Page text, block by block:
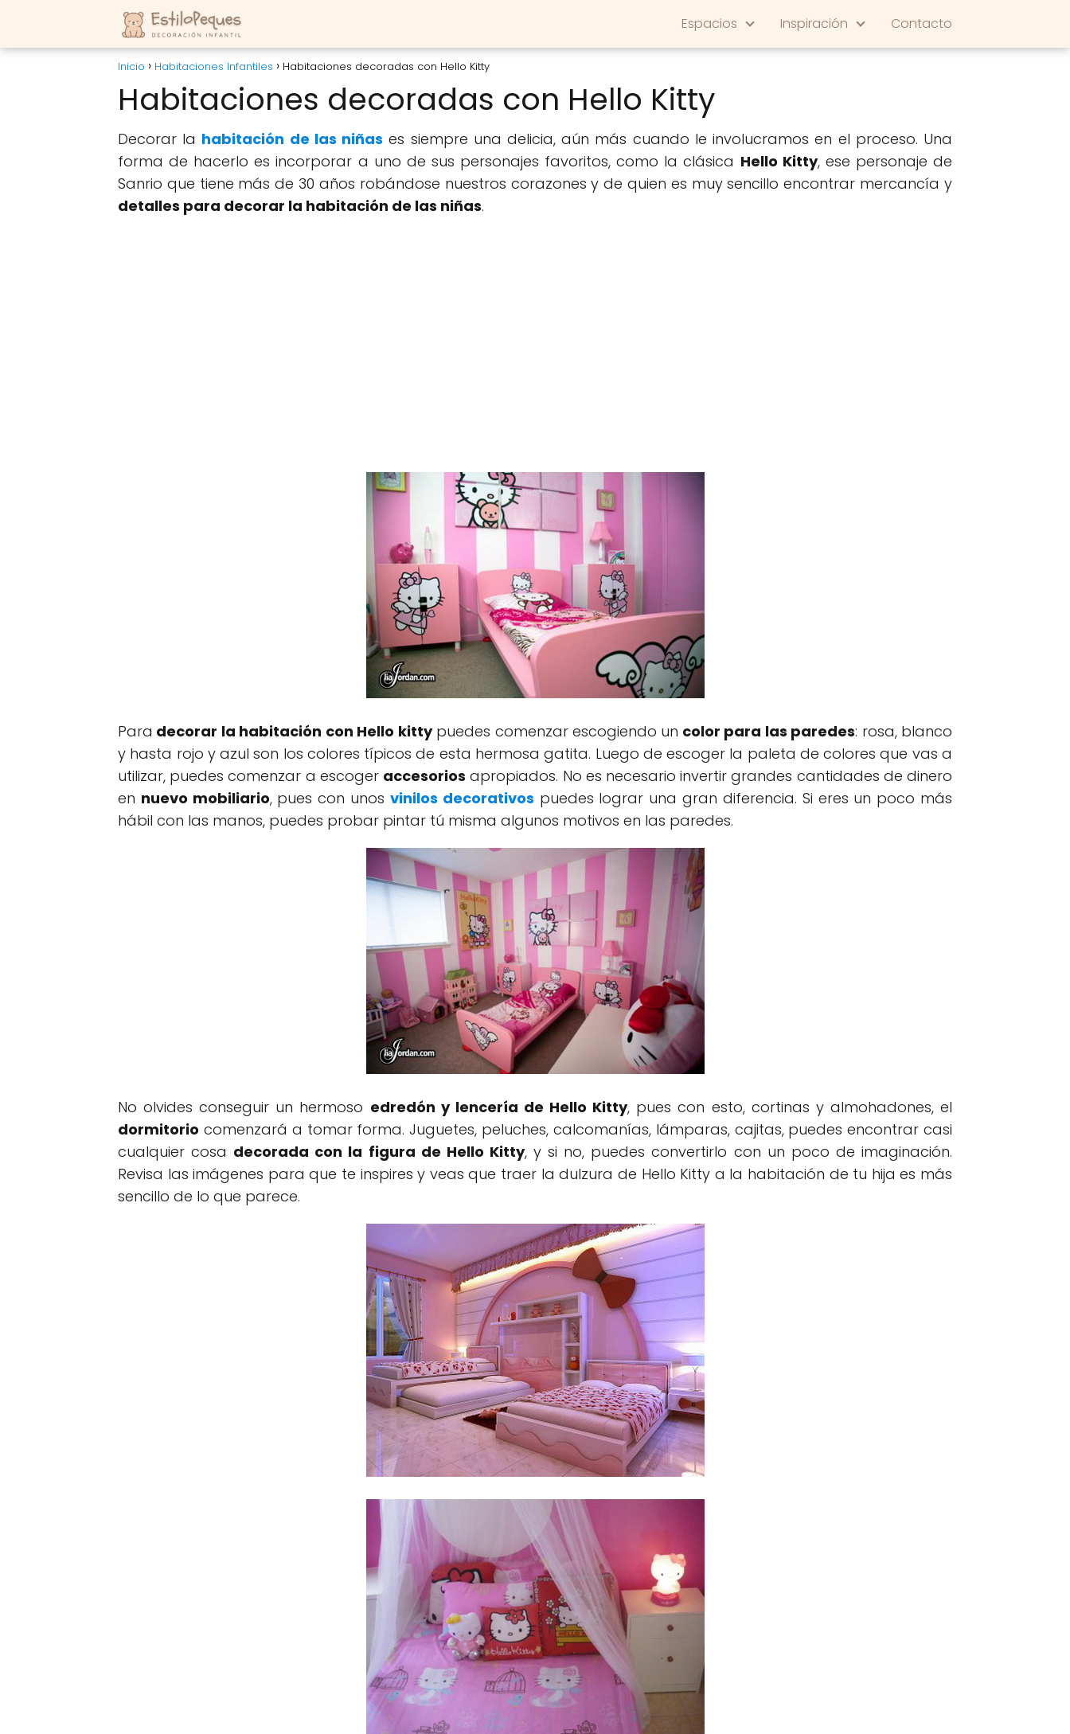
Espacios Inspiración Contacto
Inicio Habitaciones Infantiles Habitaciones decoradas con Hello Kitty
Habitaciones decoradas con Hello Kitty
Decorar la habitación de las niñas es siempre una delicia, aún más cuando le involucramos en el proceso. Una
forma de hacerlo es incorporar a uno de sus personajes favoritos, como la clásica Hello Kitty, ese personaje de
Sanrio que tiene más de 30 años robándose nuestros corazones y de quien es muy sencillo encontrar mercancía y
detalles para decorar la habitación de las niñas.
Para decorar la habitación con Hello kittypuedes comenzar escogiendo un color para las paredes: rosa, blanco
y hasta rojo y azul son los colores típicos de esta hermosa gatita. Luego de escoger la paleta de colores que vas a
utilizar, puedes comenzar a escoger accesorios apropiados. No es necesario invertir grandes cantidades de dinero
en nuevo mobiliario, pues con unos vinilos decorativos puedes lograr una gran diferencia. Si eres un poco más
hábil con las manos, puedes probar pintar tú misma algunos motivos en las paredes.
No olvides conseguir un hermoso edredón y lencería de Hello Kitty, pues con esto, cortinas y almohadones, el
dormitorio comenzará a tomar forma. Juguetes, peluches, calcomanías, lámparas, cajitas, puedes encontrar casi
cualquier cosa decorada con la figura de Hello Kitty, y si no, puedes convertirlo con un poco de imaginación.
Revisa las imágenes para que te inspires y veas que traer la dulzura de Hello Kitty a la habitación de tu hija es más
sencillo de lo que parece.